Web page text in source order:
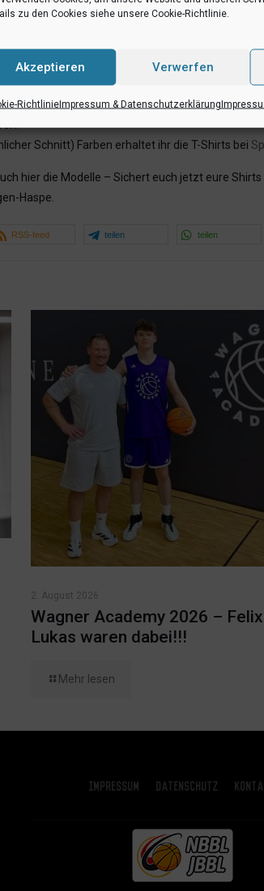
zu den Cookies siehe unsere Cookie-Richtlinie.
Akzeptieren Verwerfen
RichtlinieImpressum & Datenschutzerklärung
Schnitt) Farben erhaltet ihr die T-Shirts bei
hier die Modelle – Sichert euch jetzt eure
Haspe.
RSS-feed teilen teilen
2. August 2026
Wagner Academy 2026 – Felix
Lukas waren dabei!!!
Mehr lesen
Impressum Datenschutz